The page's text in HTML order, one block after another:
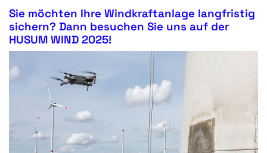
Sie möchten Ihre Windkraftanlage langfristig
sichern? Dann besuchen Sie uns auf der
HUSUM WIND 2025!